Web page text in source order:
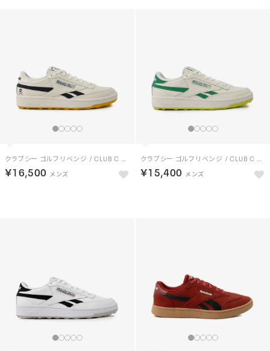
クラブシー ゴルフ リベンジ / CLUB C GOLF REVENGE （チョーク/ネイビー）
￥16,500
クラブシー ゴルフ リベンジ / CLUB C GOLF REVENGE （チョーク/グリーン）
￥15,400